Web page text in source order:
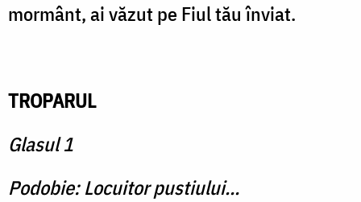
mormânt, ai văzut pe Fiul tău înviat.
TROPARUL
Glasul 1
Podobie: Locuitor pustiului…